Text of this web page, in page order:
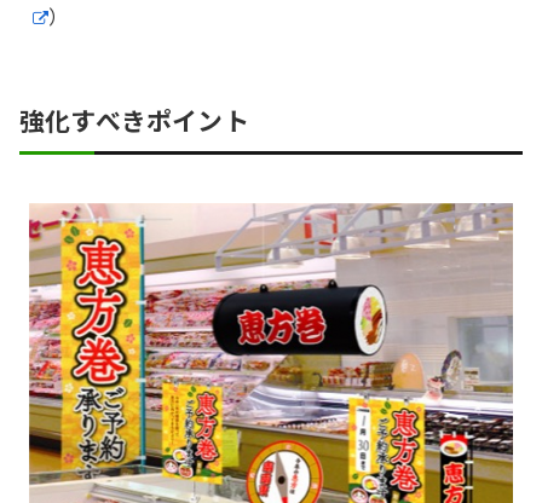
）
強化すべきポイント